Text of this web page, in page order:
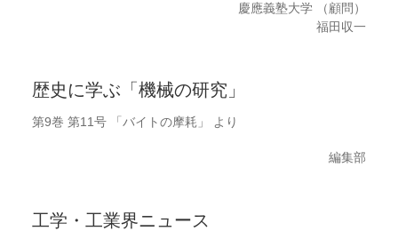
慶應義塾大学 （顧問）
福田収一
歴史に学ぶ「機械の研究」
第9巻 第11号 「バイトの摩耗」 より
編集部
工学・工業界ニュース